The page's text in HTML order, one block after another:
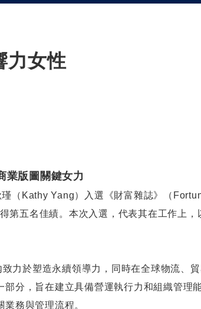
力女性
業版圖關鍵女力
（ Kathy Yang）入選《財富雜誌》 （
第五名佳績。本次入選，代表其在工作上，
力於塑造永續領導力，同時在全球物流、貿
部分，旨在建立具備營運執行力和組織管理
務與管理流程。